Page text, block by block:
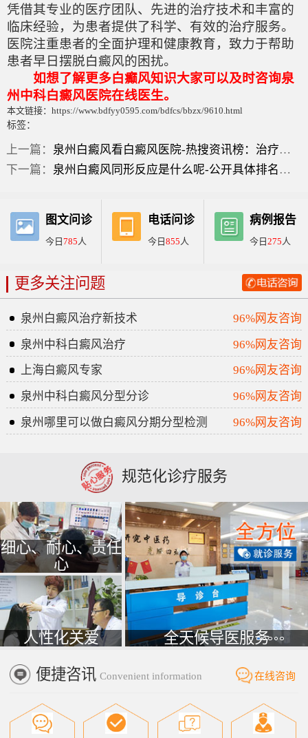
凭借其专业的医疗团队、先进的治疗技术和丰富的
临床经验，为患者提供了科学、有效的治疗服务。
医院注重患者的全面护理和健康教育，致力于帮助
患者早日摆脱白癜风的困扰。
如想了解更多白癫风知识大家可以及时咨询泉
州中科白癜风医院在线医生。
本文链接：https://www.bdfyy0595.com/bdfcs/bbzx/9610.html
标签：
上一篇： 泉州白癜风看白癜风医院-热搜资讯榜：治疗泛发型白癜风过程中需要注意什么？
下一篇： 泉州白癜风同形反应是什么呢-公开具体排名：白癜风日常应该怎么做好皮肤护理
图文问诊
今日785人
电话问诊
今日 855人
病例报告
今日275人
更多关注问题
泉州白癜风治疗新技术
96%网友咨询
泉州中科白癜风治疗
96%网友咨询
上海白癜风专家
96%网友咨询
泉州中科白癜风分型分诊
96%网友咨询
泉州哪里可以做白癜风分期分型检测
96%网友咨询
规范化诊疗服务
细心、耐心、责任
心
人性化关爱 全天候导医服务
便捷咨讯 Convenient information 在线咨询